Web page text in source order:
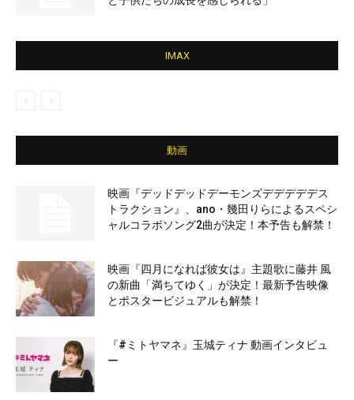
IMAX
動画
映画『デッドデッドデーモンズデデデデデス
トラクション』、ano・幾田りらによるスペシ
ャルコラボソング2曲が決定！本予告も解禁！
映画『四月になれば彼女は』主題歌に藤井 風
の新曲「満ちてゆく」が決定！最新予告映像
とポスタービジュアルも解禁！
『#ミトヤマネ』玉城ティナ 動画インタビュ
ー